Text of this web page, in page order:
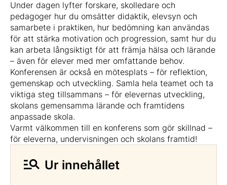
Under dagen lyfter forskare, skolledare och
pedagoger hur du omsätter didaktik, elevsyn och
samarbete i praktiken, hur bedömning kan användas
för att stärka motivation och progression, samt hur du
kan arbeta långsiktigt för att främja hälsa och lärande
– även för elever med mer omfattande behov.
Konferensen är också en mötesplats – för reflektion,
gemenskap och utveckling. Samla hela teamet och ta
viktiga steg tillsammans – för elevernas utveckling,
skolans gemensamma lärande och framtidens
anpassade skola.
Varmt välkommen till en konferens som gör skillnad –
för eleverna, undervisningen och skolans framtid!
Ur innehållet